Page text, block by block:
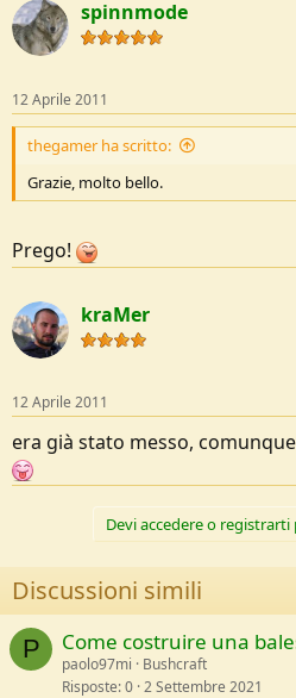
spinnmode
12 Aprile 2011
thegamer ha scritto:
Grazie, molto bello.
Prego!
kraMer
12 Aprile 2011
era già stato messo,
Devi accedere o
Discussioni simili
P Come costruire una
paolo97mi
Bushcraft
Risposte 0 2 Settembre 2021